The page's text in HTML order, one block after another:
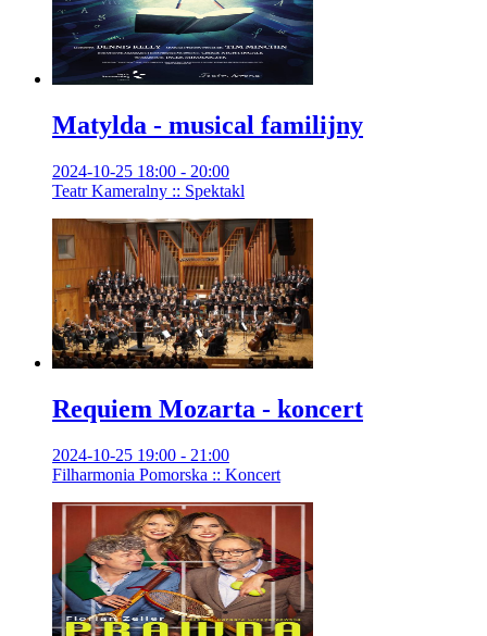
Matylda - musical familijny
2024-10-25 18:00 - 20:00
Teatr Kameralny :: Spektakl
Requiem Mozarta - koncert
2024-10-25 19:00 - 21:00
Filharmonia Pomorska :: Koncert